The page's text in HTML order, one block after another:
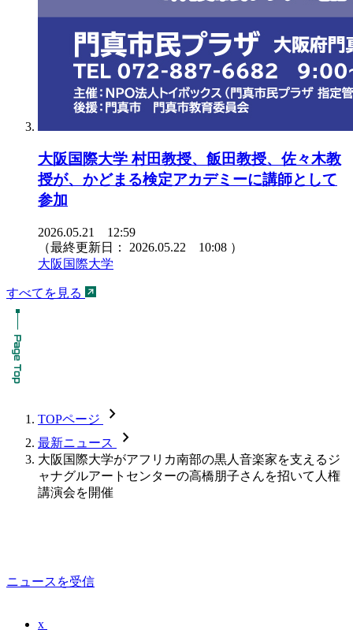
大阪国際大学 村田教授、飯田教授、佐々木教
授が、かどまる検定アカデミーに講師として
参加
2026.05.21 12:59
（最終更新日： 2026.05.22 10:08 ）
大阪国際大学
すべてを見る
TOPページ chevron_forward
最新ニュース chevron_forward
大阪国際大学がアフリカ南部の黒人音楽家を支えるジ
ャナグルアートセンターの高橋朋子さんを招いて人権
講演会を開催
ニュースを受信
x